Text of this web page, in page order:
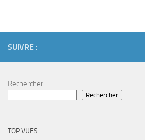
SUIVRE :
Rechercher
Rechercher
TOP VUES